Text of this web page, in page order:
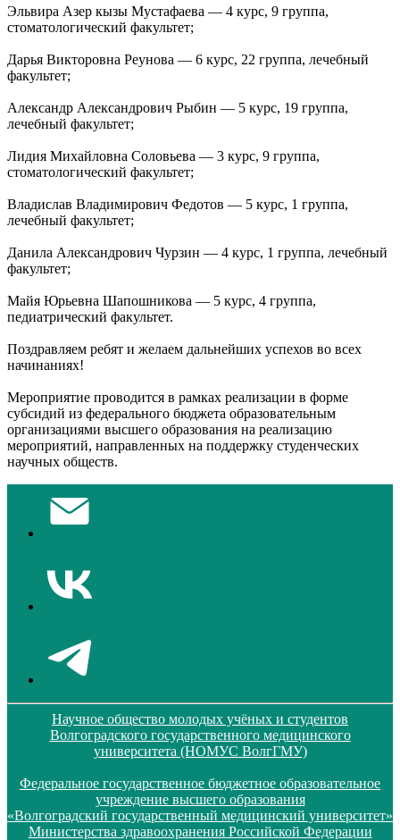
Эльвира Азер кызы Мустафаева — 4 курс, 9 группа,
стоматологический факультет;
Дарья Викторовна Реунова — 6 курс, 22 группа, лечебный
факультет;
Александр Александрович Рыбин — 5 курс, 19 группа,
лечебный факультет;
Лидия Михайловна Соловьева — 3 курс, 9 группа,
стоматологический факультет;
Владислав Владимирович Федотов — 5 курс, 1 группа,
лечебный факультет;
Данила Александрович Чурзин — 4 курс, 1 группа, лечебный
факультет;
Майя Юрьевна Шапошникова — 5 курс, 4 группа,
педиатрический факультет.
Поздравляем ребят и желаем дальнейших успехов во всех
начинаниях!
Мероприятие проводится в рамках реализации в форме
субсидий из федерального бюджета образовательным
организациями высшего образования на реализацию
мероприятий, направленных на поддержку студенческих
научных обществ.
Научное общество молодых учёных и студентов
Волгоградского государственного медицинского
университета (НОМУС ВолгГМУ)
Федеральное государственное бюджетное образовательное
учреждение высшего образования
«Волгоградский государственный медицинский университет»
Министерства здравоохранения Российской Федерации